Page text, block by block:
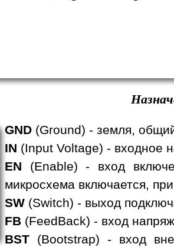
GND (Ground) - земля,
IN (Input Voltage) - входное
EN (Enable) - вход
микросхема включается,
SW (Switch) - выход
FB (FeedBack) - вход
BST (Bootstrap) - вход